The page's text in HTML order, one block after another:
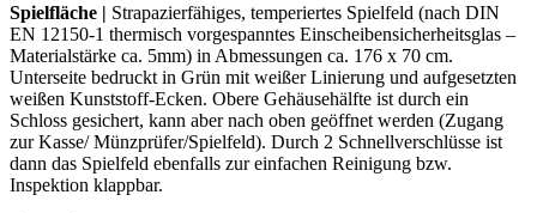
Spielfläche | Strapazierfähiges, temperiertes Spielfeld (nach DIN
EN 12150-1 thermisch vorgespanntes Einscheibensicherheitsglas –
Materialstärke ca. 5mm) in Abmessungen ca. 176 x 70 cm.
Unterseite bedruckt in Grün mit weißer Linierung und aufgesetzten
weißen Kunststoff-Ecken. Obere Gehäusehälfte ist durch ein
Schloss gesichert, kann aber nach oben geöffnet werden (Zugang
zur Kasse/ Münzprüfer/Spielfeld). Durch 2 Schnellverschlüsse ist
dann das Spielfeld ebenfalls zur einfachen Reinigung bzw.
Inspektion klappbar.